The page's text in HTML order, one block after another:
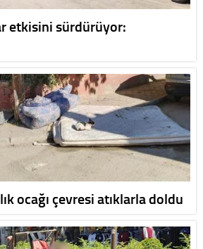
etkisini sürdürüyor:
ocağı çevresi atıklarla doldu